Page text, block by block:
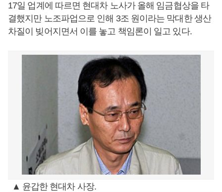
17일 업계에 따르면 현대차 노사가 올해 임금협상을 타
결했지만 노조파업으로 인해 3조 원이라는 막대한 생산
차질이 빚어지면서 이를 놓고 책임론이 일고 있다.
▲ 윤갑한 현대차 사장.